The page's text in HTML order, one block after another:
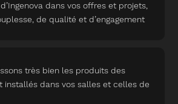
d’Ingenova dans vos offres et projets,
de qualité et d’engagement
très bien les produits des
installés dans vos salles et celles de